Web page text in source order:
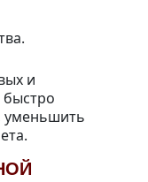
и
быстро
уменьшить